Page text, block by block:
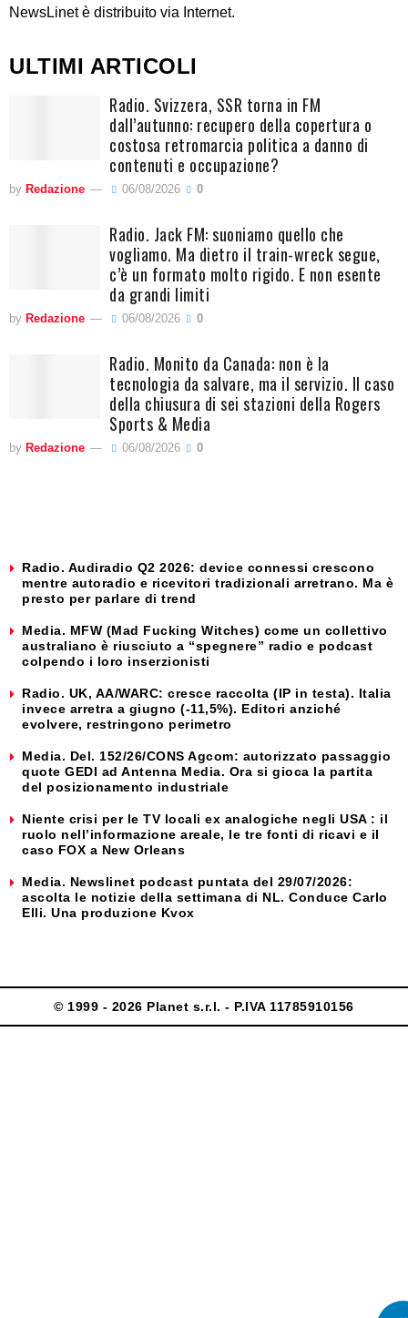
NewsLinet è distribuito via Internet.
ULTIMI ARTICOLI
Radio. Svizzera, SSR torna in FM
dall’autunno: recupero della copertura o
costosa retromarcia politica a danno di
contenuti e occupazione?
by Redazione 06/08/2026 0
Radio. Jack FM: suoniamo quello che
vogliamo. Ma dietro il train-wreck segue,
c’è un formato molto rigido. E non esente
da grandi limiti
by Redazione 06/08/2026 0
Radio. Monito da Canada: non è la
tecnologia da salvare, ma il servizio. Il caso
della chiusura di sei stazioni della Rogers
Sports & Media
by Redazione 06/08/2026 0
Radio. Audiradio Q2 2026: device connessi crescono
mentre autoradio e ricevitori tradizionali arretrano. Ma è
presto per parlare di trend
Media. MFW (Mad Fucking Witches) come un collettivo
australiano è riusciuto a “spegnere” radio e podcast
colpendo i loro inserzionisti
Radio. UK, AA/WARC: cresce raccolta (IP in testa). Italia
invece arretra a giugno (-11,5%). Editori anziché
evolvere, restringono perimetro
Media. Del. 152/26/CONS Agcom: autorizzato passaggio
quote GEDI ad Antenna Media. Ora si gioca la partita
del posizionamento industriale
Niente crisi per le TV locali ex analogiche negli USA : il
ruolo nell’informazione areale, le tre fonti di ricavi e il
caso FOX a New Orleans
Media. Newslinet podcast puntata del 29/07/2026:
ascolta le notizie della settimana di NL. Conduce Carlo
Elli. Una produzione Kvox
© 1999 - 2026 Planet s.r.l. - P.IVA 11785910156